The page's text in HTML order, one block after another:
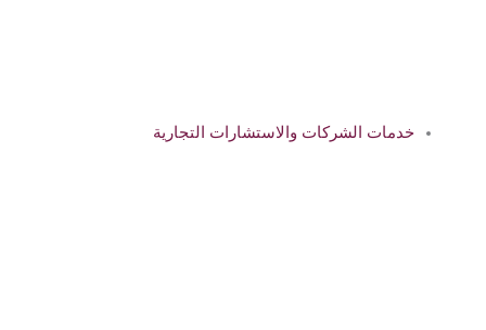
خدمات الشركات والاستشارات التجارية